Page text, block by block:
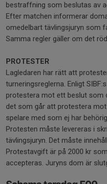
bestraffning som beslutas av
Efter matchen informerar
omedelbart tävlingsjuryn som
Samma regler gäller om det
PROTESTER
Lagledaren har rätt att
turneringsreglerna. Enligt
protestera mot ett beslut som
det som går att protestera
spelare med som ej har
Protesten måste levereras i
tävlingsjuryn. Det måste
Protestavgift är på 2000 kr
accepteras. Juryns dom är